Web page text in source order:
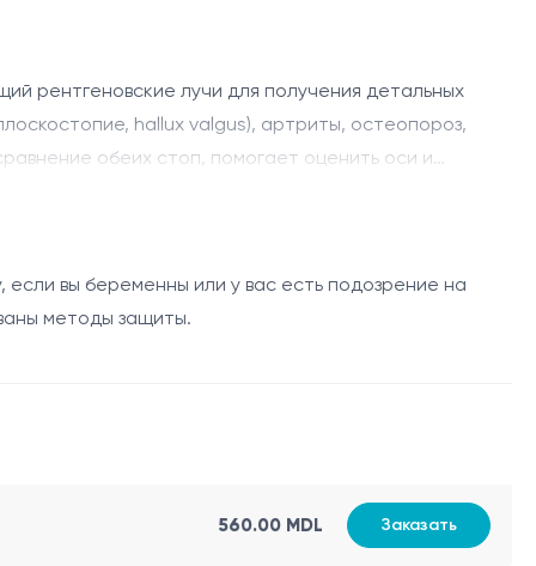
рентгеновские лучи для получения детальных
hallux valgus), артриты, остеопороз,
обеих стоп, помогает оценить оси и
трещин, деформаций и изменений костной
тел, патологических кальцификаций,
вы беременны или у вас есть подозрение на
методы защиты.
560.00 MDL Заказать